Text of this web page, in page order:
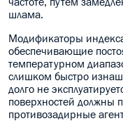
шлама.
Модификаторы
обеспечивающие
температурном
слишком быстро
долго не
поверхностей должны
противозадирные